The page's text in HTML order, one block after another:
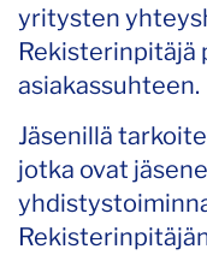
yritysten
Rekisterinpitäjä
asiakassuhteen.
Jäsenillä
jotka ovat